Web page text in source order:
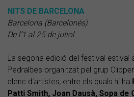
NITS DE BARCELONA
Barcelona (Barcelonès)
De l’1 al 25 de juliol
La segona edició del festival estival
Pedralbes organitzat pel grup
elenc d'artistes, entre els quals hi ha
Patti Smith, Joan Dausà, Sopa de